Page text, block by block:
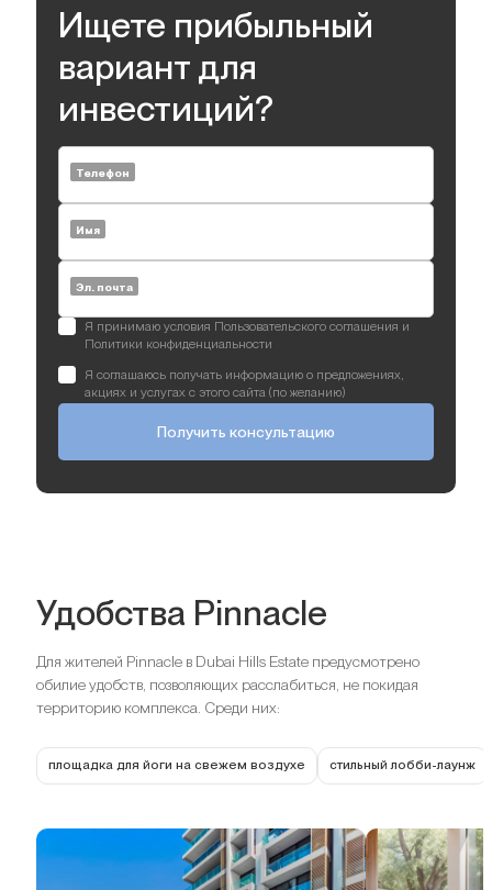
Ищете прибыльный
вариант для
инвестиций?
Телефон
Имя
Эл. почта
Я принимаю условия Пользовательского соглашения и
Политики конфиденциальности
Я соглашаюсь получать информацию о предложениях,
акциях и услугах с этого сайта (по желанию)
Получить консультацию
Удобства Pinnacle
Для жителей Pinnacle в Dubai Hills Estate предусмотрено
обилие удобств, позволяющих расслабиться, не покидая
территорию комплекса. Среди них:
площадка для йоги на свежем воздухе стильный лобби-лаунж